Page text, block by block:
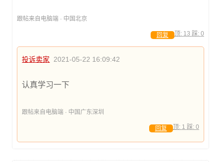
跟帖来自电脑端 · 中国北京
顶: 13 踩: 0
回复
投诉卖家 2021-05-22 16:09:42
认真学习一下
跟帖来自电脑端 · 中国广东深圳
顶: 1 踩: 0
回复